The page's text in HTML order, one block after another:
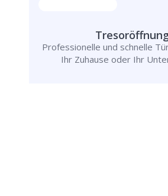
Professionelle und schnelle
Ihr Zuhause oder Ihr